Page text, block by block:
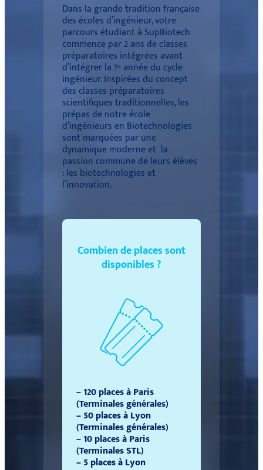
Dans la grande tradition française
des écoles d’ingénieur, votre
parcours étudiant à SupBiotech
commence par 2 ans de classes
préparatoires intégrées avant
d’intégrer la 1ʳᵉ année du cycle
ingénieur. Inspirées du concept
des classes préparatoires
scientifiques traditionnelles, les
prépas de notre école
d’ingénieurs en Biotechnologies
sont marquées par une
dynamique moderne et la
passion commune de leurs élèves
: les biotechnologies et
l’innovation.
Combien de places sont
disponibles ?
– 120 places à Paris
(Terminales générales)
– 50places à Lyon
(Terminales générales)
– 10places à Paris
(Terminales STL)
– 5 places à Lyon